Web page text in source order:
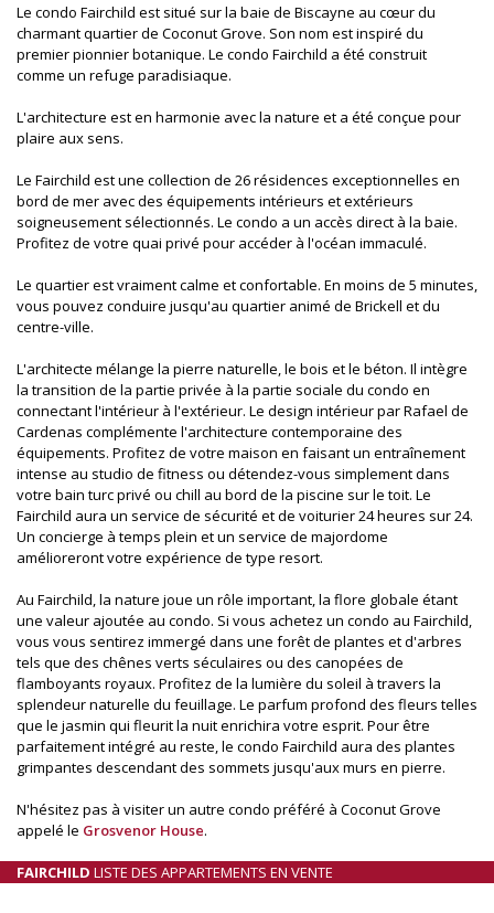
Le condo Fairchild est situé sur la baie de Biscayne au cœur du
charmant quartier de Coconut Grove. Son nom est inspiré du
premier pionnier botanique. Le condo Fairchild a été construit
comme un refuge paradisiaque.
L'architecture est en harmonie avec la nature et a été conçue pour
plaire aux sens.
Le Fairchild est une collection de 26 résidences exceptionnelles en
bord de mer avec des équipements intérieurs et extérieurs
soigneusement sélectionnés. Le condo a un accès direct à la baie.
Profitez de votre quai privé pour accéder à l'océan immaculé.
Le quartier est vraiment calme et confortable. En moins de 5 minutes,
vous pouvez conduire jusqu'au quartier animé de Brickell et du
centre-ville.
L'architecte mélange la pierre naturelle, le bois et le béton. Il intègre
la transition de la partie privée à la partie sociale du condo en
connectant l'intérieur à l'extérieur. Le design intérieur par Rafael de
Cardenas complémente l'architecture contemporaine des
équipements. Profitez de votre maison en faisant un entraînement
intense au studio de fitness ou détendez-vous simplement dans
votre bain turc privé ou chill au bord de la piscine sur le toit. Le
Fairchild aura un service de sécurité et de voiturier 24 heures sur 24.
Un concierge à temps plein et un service de majordome
amélioreront votre expérience de type resort.
Au Fairchild, la nature joue un rôle important, la flore globale étant
une valeur ajoutée au condo. Si vous achetez un condo au Fairchild,
vous vous sentirez immergé dans une forêt de plantes et d'arbres
tels que des chênes verts séculaires ou des canopées de
flamboyants royaux. Profitez de la lumière du soleil à travers la
splendeur naturelle du feuillage. Le parfum profond des fleurs telles
que le jasmin qui fleurit la nuit enrichira votre esprit. Pour être
parfaitement intégré au reste, le condo Fairchild aura des plantes
grimpantes descendant des sommets jusqu'aux murs en pierre.
N'hésitez pas à visiter un autre condo préféré à Coconut Grove
appelé le Grosvenor House.
FAIRCHILD LISTE DES APPARTEMENTS EN VENTE